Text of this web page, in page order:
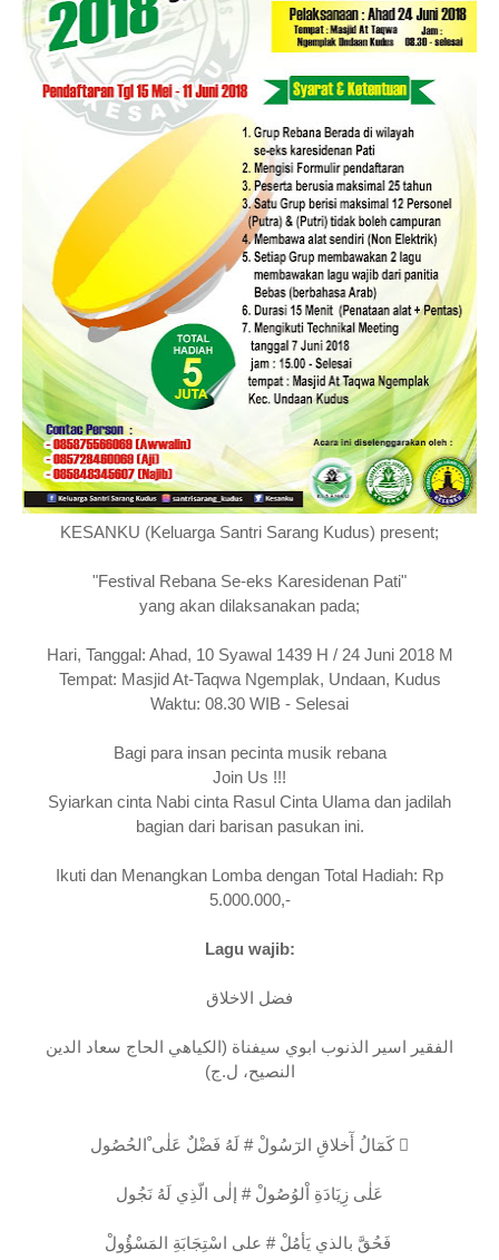
KESANKU (Keluarga Santri Sarang Kudus) present;
"Festival Rebana Se-eks Karesidenan Pati"
yang akan dilaksanakan pada;
Hari, Tanggal: Ahad, 10 Syawal 1439 H / 24 Juni 2018 M
Tempat: Masjid At-Taqwa Ngemplak, Undaan, Kudus
Waktu: 08.30 WIB - Selesai
Bagi para insan pecinta musik rebana
Join Us !!!
Syiarkan cinta Nabi cinta Rasul Cinta Ulama dan jadilah
bagian dari barisan pasukan ini.
Ikuti dan Menangkan Lomba dengan Total Hadiah: Rp
5.000.000,-
Lagu wajib:
فضل الاخلاق
الفقير اسير الذنوب ابوي سيفناة (الكياهي الحاج سعاد الدين
النصيح، ل.ج)
كَمٓالُ أٓخلاقِ الرٓسُولْ # لَهُ فَضْلٌ عَلٰى ْالحُصُول ‎ْ
عَلٰى زِيَادَةِ اْلوُصُولْ # إلٰى الّذِي لَهُ نَجُول